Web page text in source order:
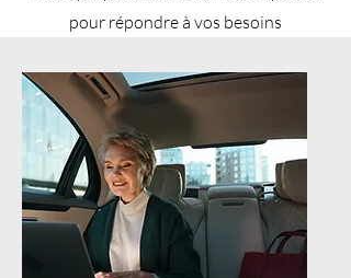
pour répondre à vos besoins